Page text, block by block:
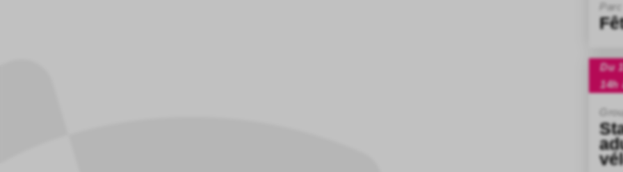
Du
14h